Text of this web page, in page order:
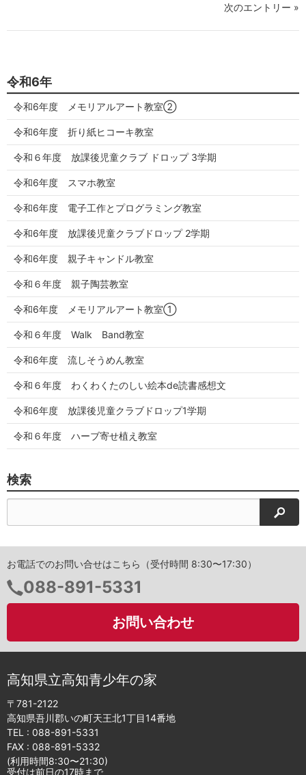
次のエントリー »
令和6年
令和6年度 メモリアルアート教室②
令和6年度 折り紙ヒコーキ教室
令和６年度 放課後児童クラブ ドロップ 3学期
令和6年度 スマホ教室
令和6年度 電子工作とプログラミング教室
令和6年度 放課後児童クラブドロップ 2学期
令和6年度 親子キャンドル教室
令和６年度 親子陶芸教室
令和6年度 メモリアルアート教室①
令和６年度 Walk Band教室
令和6年度 流しそうめん教室
令和６年度 わくわくたのしい絵本de読書感想文
令和6年度 放課後児童クラブドロップ1学期
令和６年度 ハーブ寄せ植え教室
検索
検索
お電話でのお問い合せはこちら（受付時間 8:30〜17:30）
電
話
号：
088-891-5331
お問い合わせ
高知県立高知青少年の家
〒781-2122
高知県吾川郡いの町天王北1丁目14番地
TEL : 088-891-5331
FAX : 088-891-5332
(利用時間8:30〜21:30)
受付は前日の17時まで